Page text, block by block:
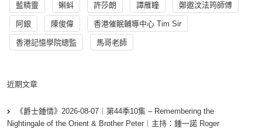
藍精靈 蝌蚪 許莎朗 譚雁瞳 鄭遨汶法筠師傅
阿銀 陳俊偉 香港催眠輔導中心 Tim Sir
香港記憶學院總監 馬哥老師
近期文章
《爵士鍾情》2026-08-07︱第44季10集 – Remembering the
Nightingale of the Orient & Brother Peter︱主持：鍾一諾 Roger